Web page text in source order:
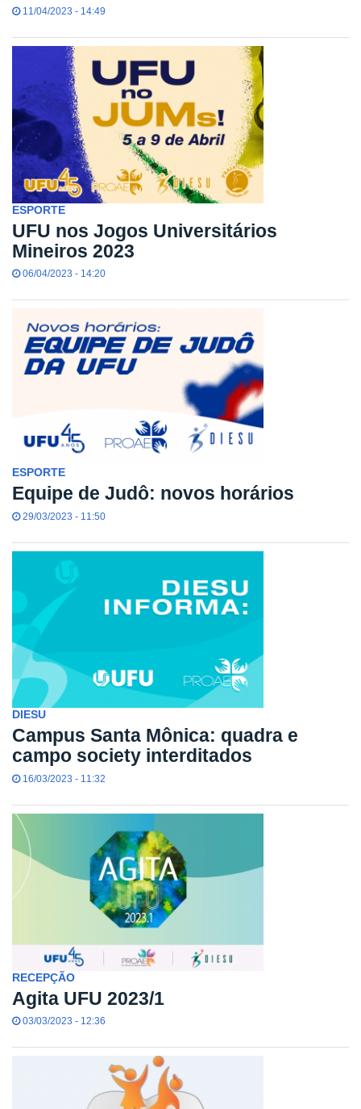
11/04/2023 - 14:49
ESPORTE
UFU nos Jogos Universitários
Mineiros 2023
06/04/2023 - 14:20
ESPORTE
Equipe de Judô: novos horários
29/03/2023 - 11:50
DIESU
Campus Santa Mônica: quadra e
campo society interditados
16/03/2023 - 11:32
RECEPÇÃO
Agita UFU 2023/1
03/03/2023 - 12:36